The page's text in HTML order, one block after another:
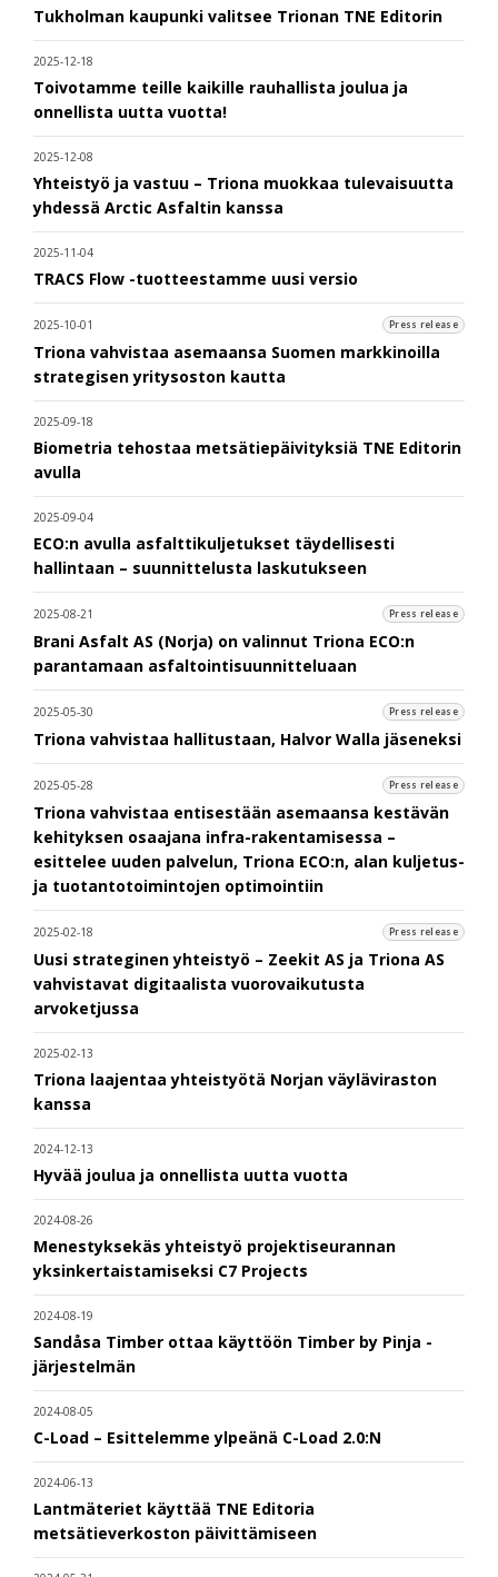
Tukholman kaupunki valitsee Trionan TNE Editorin
2025-12-18
Toivotamme teille kaikille rauhallista joulua ja
onnellista uutta vuotta!
2025-12-08
Yhteistyö ja vastuu – Triona muokkaa tulevaisuutta
yhdessä Arctic Asfaltin kanssa
2025-11-04
TRACS Flow -tuotteestamme uusi versio
2025-10-01 Press release
Triona vahvistaa asemaansa Suomen markkinoilla
strategisen yritysoston kautta
2025-09-18
Biometria tehostaa metsätiepäivityksiä TNE Editorin
avulla
2025-09-04
ECO:n avulla asfalttikuljetukset täydellisesti
hallintaan – suunnittelusta laskutukseen
2025-08-21 Press release
Brani Asfalt AS (Norja) on valinnut Triona ECO:n
parantamaan asfaltointisuunnitteluaan
2025-05-30 Press release
Triona vahvistaa hallitustaan, Halvor Walla jäseneksi
2025-05-28 Press release
Triona vahvistaa entisestään asemaansa kestävän
kehityksen osaajana infra-rakentamisessa –
esittelee uuden palvelun, Triona ECO:n, alan kuljetus-
ja tuotantotoimintojen optimointiin
2025-02-18 Press release
Uusi strateginen yhteistyö – Zeekit AS ja Triona AS
vahvistavat digitaalista vuorovaikutusta
arvoketjussa
2025-02-13
Triona laajentaa yhteistyötä Norjan väyläviraston
kanssa
2024-12-13
Hyvää joulua ja onnellista uutta vuotta
2024-08-26
Menestyksekäs yhteistyö projektiseurannan
yksinkertaistamiseksi C7 Projects
2024-08-19
Sandåsa Timber ottaa käyttöön Timber by Pinja -
järjestelmän
2024-08-05
C-Load – Esittelemme ylpeänä C-Load 2.0:N
2024-06-13
Lantmäteriet käyttää TNE Editoria
metsätieverkoston päivittämiseen